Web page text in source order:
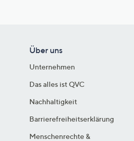
Über uns
Unternehmen
Das alles ist QVC
Nachhaltigkeit
Barrierefreiheitserklärung
Menschenrechte &